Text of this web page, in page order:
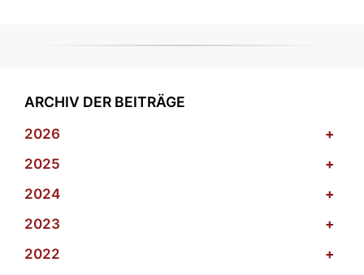
ARCHIV DER BEITRÄGE
2026
+
2025
+
2024
+
2023
+
2022
+